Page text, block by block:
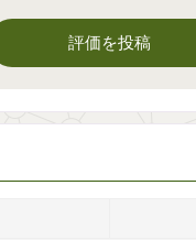
評価を投稿